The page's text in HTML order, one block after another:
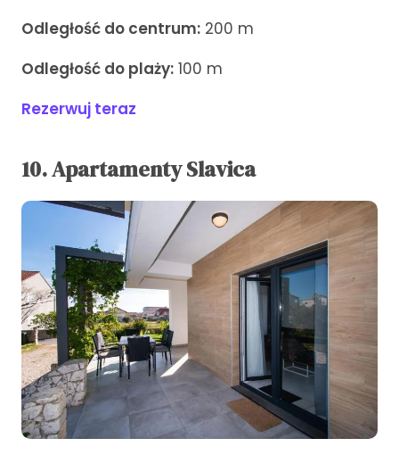
Odległość do centrum: 200 m
Odległość do plaży: 100 m
Rezerwuj teraz
10. Apartamenty Slavica